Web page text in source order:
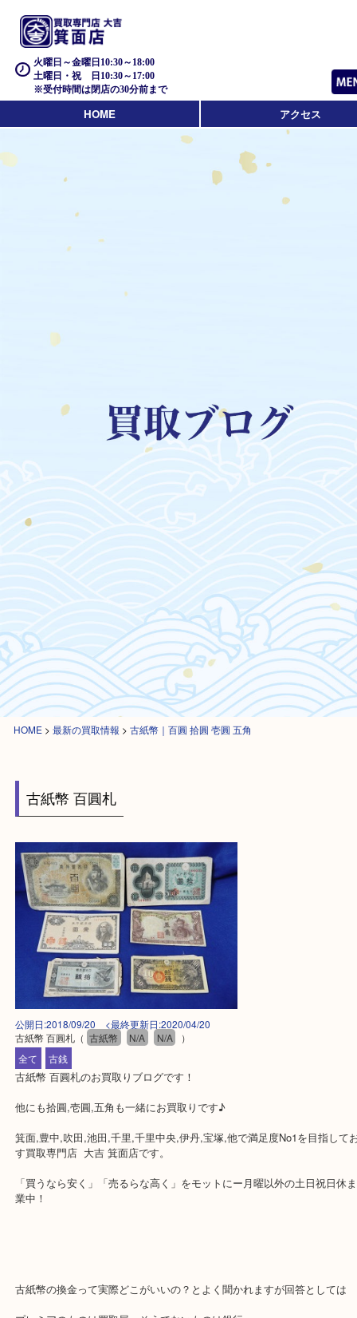
火曜日～金曜日10:30～18:00
土曜日・祝 日10:30～17:00
※受付時間は閉店の30分前まで
HOME アクセス
HOME
古紙幣 百圓札
公開日:2018/09/20 <最終更新日:2020/04/20
古紙幣 百圓札（ 古紙幣 N/A N/A ）
全て
古銭
古紙幣 百圓札のお買取りブログです！
他にも拾圓,壱圓,五角も一緒にお買取りです♪
業中！